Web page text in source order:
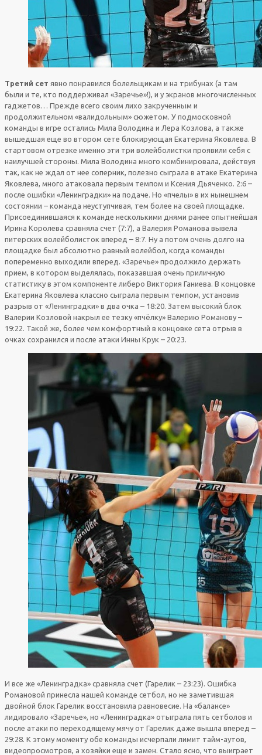
Третий сет явно понравился болельщикам и на трибунах (а там
были и те, кто поддерживал «Заречье»!), и у экранов многочисленных
гаджетов… Прежде всего своим лихо закрученным и
продолжительном «валидольным» сюжетом. У подмосковной
команды в игре остались Мила Володина и Лера Козлова, а также
вышедшая еще во втором сете блокирующая Екатерина Яковлева. В
стартовом отрезке именно эти три волейболистки проявили себя с
наилучшей стороны. Мила Володина много комбинировала, действуя
так, как не ждал от нее соперник, полезно сыграла в атаке Екатерина
Яковлева, много атаковала первым темпом и Ксения Дьяченко. 2:6 –
после ошибки «Ленинградки» на подаче. Но «пчелы» в их нынешнем
состоянии – команда неуступчивая, тем более на своей площадке.
Присоединившаяся к команде несколькими днями ранее опытнейшая
Ирина Королева сравняла счет (7:7), а Валерия Романова вывела
питерских волейболисток вперед – 8:7. Ну а потом очень долго на
площадке был абсолютно равный волейбол, когда команды
попеременно выходили вперед. «Заречье» продолжило держать
прием, в котором выделялась, показавшая очень приличную
статистику в этом компоненте либеро Виктория Ганиева. В концовке
Екатерина Яковлева классно сыграла первым темпом, установив
разрыв от «Ленинградки» в два очка – 18:20. Затем высокий блок
Валерии Козловой накрыл ее тезку «пчёлку» Валерию Романову –
19:22. Такой же, более чем комфортный в концовке сета отрыв в
очках сохранился и после атаки Инны Крук – 20:23.
И все же «Ленинградка» сравняла счет (Гарелик – 23:23). Ошибка
Романовой принесла нашей команде сетбол, но не заметившая
двойной блок Гарелик восстановила равновесие. На «балансе»
лидировало «Заречье», но «Ленинградка» отыграла пять сетболов и
после атаки по переходящему мячу от Гарелик даже вышла вперед –
29:28. К этому моменту обе команды исчерпали лимит тайм-аутов,
видеопросмотров, а хозяйки еще и замен. Стало ясно, что выиграет